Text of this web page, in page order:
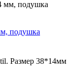
подушка